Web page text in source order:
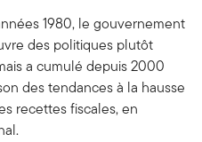
1980, le gouvernement
des politiques plutôt
a cumulé depuis 2000
des tendances à la hausse
recettes fiscales, en